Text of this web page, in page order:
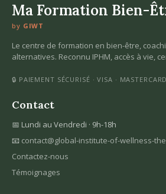
Ma Formation Bien-
by GIWT
Le centre de formation en bien-être,
alternatives. Reconnu IPHM, accès à vie,
🔒 PAIEMENT SÉCURISÉ · VISA ·
Contact
📅 Lundi au Vendredi · 9h-18h
📧 contact@global-institute-of-wellness-
Contactez-nous
Témoignages